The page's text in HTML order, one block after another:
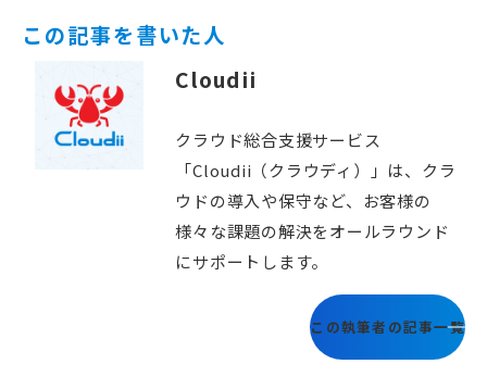
この記事を書いた人
Cloudii
クラウド総合支援サービス
「Cloudii（クラウディ）」は、クラ
ウドの導入や保守など、お客様の
様々な課題の解決をオールラウンド
にサポートします。
この執筆者の記事一覧